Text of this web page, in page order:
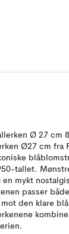
Ø 27 cm
Ø27 cm fra
tallet.
en mykt
passer
den klare